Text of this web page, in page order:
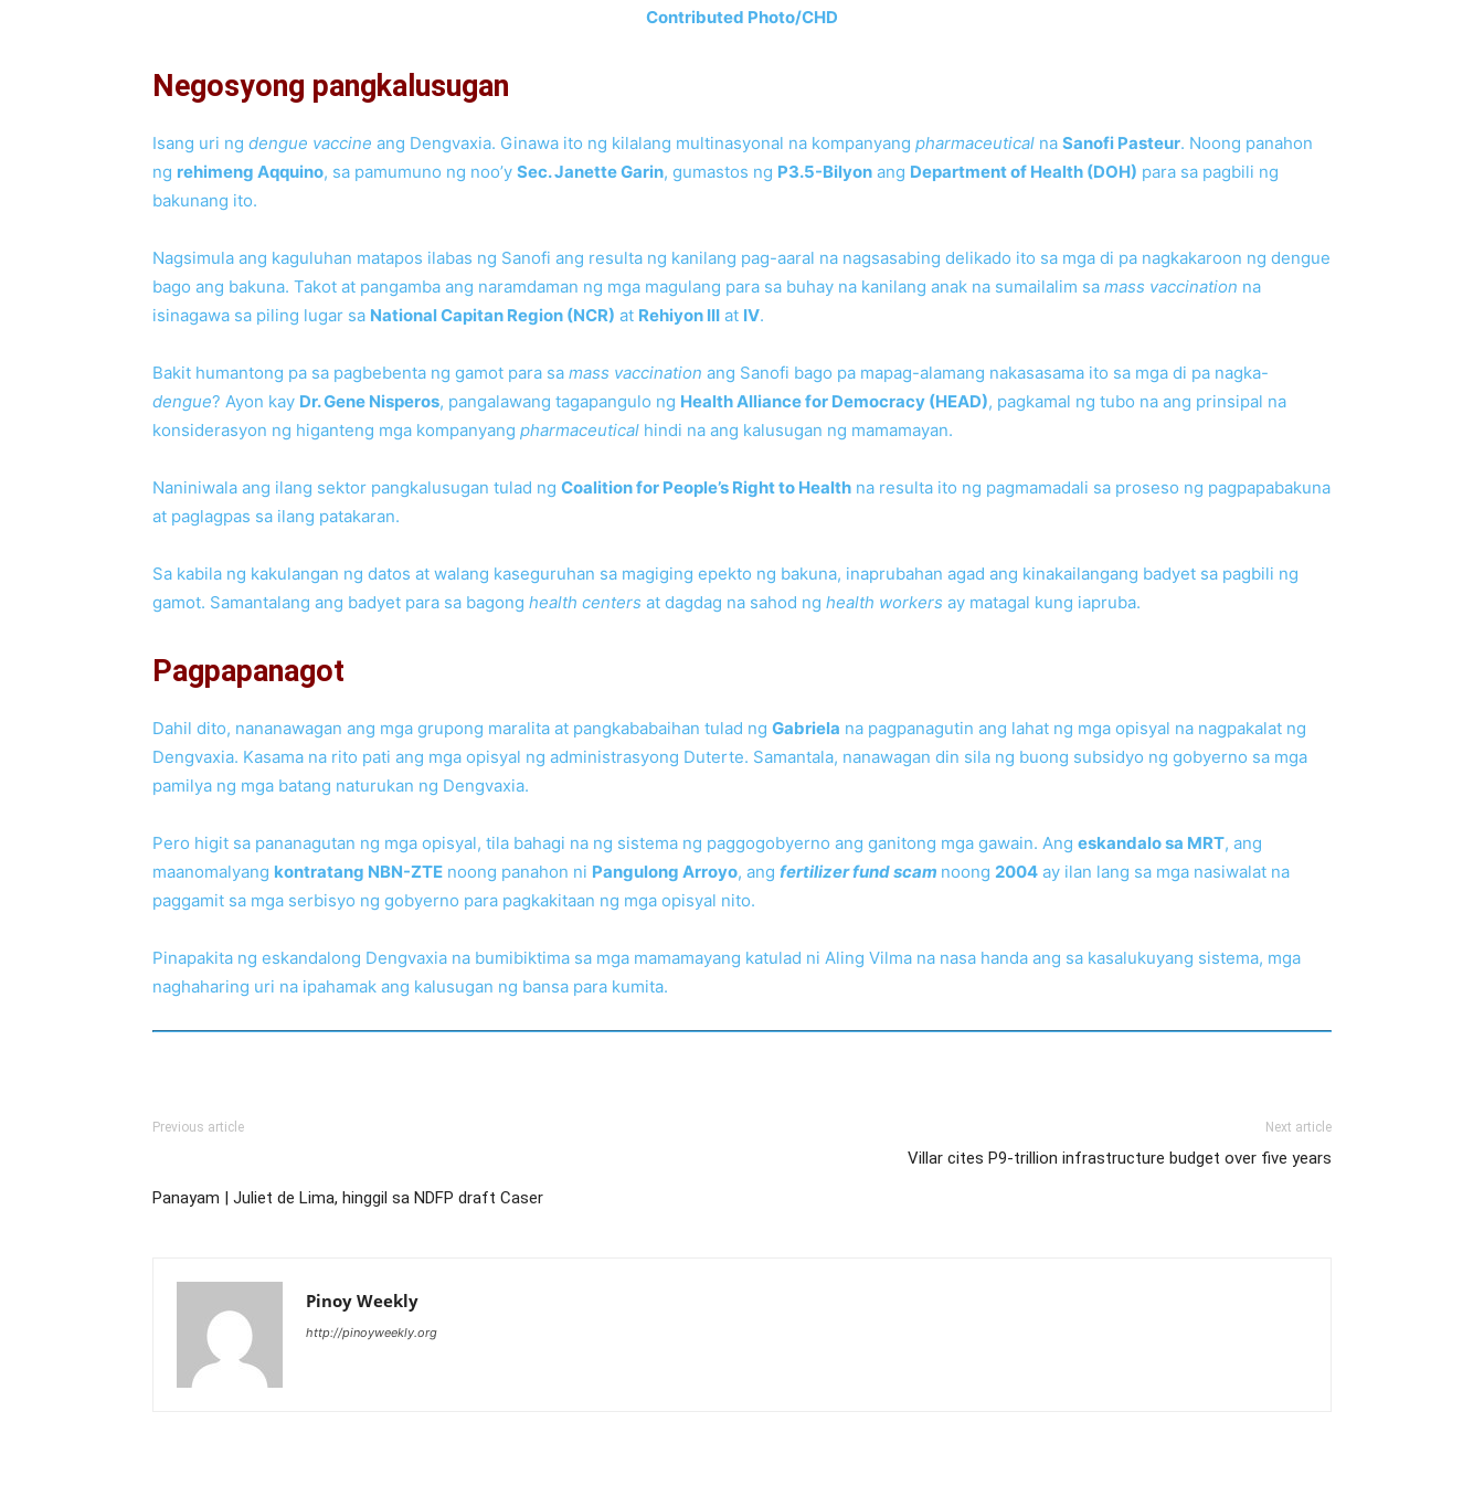
Contributed Photo/CHD
Negosyong pangkalusugan
Isang uri ng dengue vaccine ang Dengvaxia. Ginawa ito ng kilalang multinasyonal na kompanyang pharmaceutical na Sanofi Pasteur. Noong panahon
ng rehimeng Aqquino, sa pamumuno ng noo’y Sec. Janette Garin, gumastos ng P3.5-Bilyon ang Department of Health (DOH) para sa pagbili ng
bakunang ito.
Nagsimula ang kaguluhan matapos ilabas ng Sanofi ang resulta ng kanilang pag-aaral na nagsasabing delikado ito sa mga di pa nagkakaroon ng dengue
bago ang bakuna. Takot at pangamba ang naramdaman ng mga magulang para sa buhay na kanilang anak na sumailalim sa mass vaccination na
isinagawa sa piling lugar sa National Capitan Region (NCR) at Rehiyon III at IV.
Bakit humantong pa sa pagbebenta ng gamot para sa mass vaccination ang Sanofi bago pa mapag-alamang nakasasama ito sa mga di pa nagka-
dengue? Ayon kay Dr. Gene Nisperos, pangalawang tagapangulo ng Health Alliance for Democracy (HEAD), pagkamal ng tubo na ang prinsipal na
konsiderasyon ng higanteng mga kompanyang pharmaceutical hindi na ang kalusugan ng mamamayan.
Naniniwala ang ilang sektor pangkalusugan tulad ng Coalition for People’s Right to Health na resulta ito ng pagmamadali sa proseso ng pagpapabakuna
at paglagpas sa ilang patakaran.
Sa kabila ng kakulangan ng datos at walang kaseguruhan sa magiging epekto ng bakuna, inaprubahan agad ang kinakailangang badyet sa pagbili ng
gamot. Samantalang ang badyet para sa bagong health centers at dagdag na sahod ng health workers ay matagal kung iapruba.
Pagpapanagot
Dahil dito, nananawagan ang mga grupong maralita at pangkababaihan tulad ng Gabriela na pagpanagutin ang lahat ng mga opisyal na nagpakalat ng
Dengvaxia. Kasama na rito pati ang mga opisyal ng administrasyong Duterte. Samantala, nanawagan din sila ng buong subsidyo ng gobyerno sa mga
pamilya ng mga batang naturukan ng Dengvaxia.
Pero higit sa pananagutan ng mga opisyal, tila bahagi na ng sistema ng paggogobyerno ang ganitong mga gawain. Ang eskandalo sa MRT, ang
maanomalyang kontratang NBN-ZTE noong panahon ni Pangulong Arroyo, ang fertilizer fund scam noong 2004 ay ilan lang sa mga nasiwalat na
paggamit sa mga serbisyo ng gobyerno para pagkakitaan ng mga opisyal nito.
Pinapakita ng eskandalong Dengvaxia na bumibiktima sa mga mamamayang katulad ni Aling Vilma na nasa handa ang sa kasalukuyang sistema, mga
naghaharing uri na ipahamak ang kalusugan ng bansa para kumita.
Previous article
Panayam | Juliet de Lima, hinggil sa NDFP draft Caser
Next article
Villar cites P9-trillion infrastructure budget over five years
Pinoy Weekly
http://pinoyweekly.org